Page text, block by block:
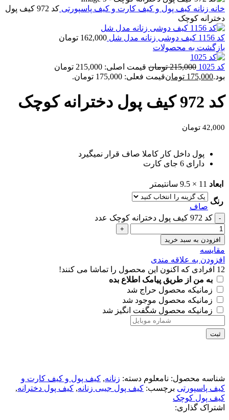
خانه زنانه کیف پول و کیف کارت و کیف پاسپورتی
کد 972 کیف پول
دخترانه کوچک
کد 1156 کیف دوشی زنانه مدل شل 162,000 تومان
بازگشت به محصولات
کد 1025 215,000 تومان
قیمت اصلی: 215,000 تومان
بود.175,000 تومانقیمت فعلی: 175,000 تومان.
کد 972 کیف پول دخترانه کوچک
42,000 تومان
پول داخل کار کاملا صاف قرار نمیگیرد
دارای 6 جای کارت
ابعاد 11 × 9.5 سانتیمتر
رنگ
صاف
کد 972 کیف پول دخترانه کوچک عدد
افزودن به سبد خرید
مقايسه
افزودن به علاقه مندی
12 افرادی که اکنون این محصول را تماشا می کنند!
به من از طریق پیامک اطلاع بده
زمانیکه محصول حراج شد
زمانیکه محصول موجود شد
زمانیکه محصول شگفت انگیز شد
ثبت
شناسه محصول: نامعلوم دسته: زنانه, کیف پول و کیف کارت و
کیف پاسپورتی برچسب: کیف پول جیبی زنانه, کیف پول دخترانه,
کیف پول کوچک
اشتراک گذاری: